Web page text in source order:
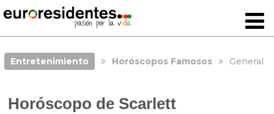
Entretenimiento Horóscopos Famosos General
Horóscopo de Scarlett